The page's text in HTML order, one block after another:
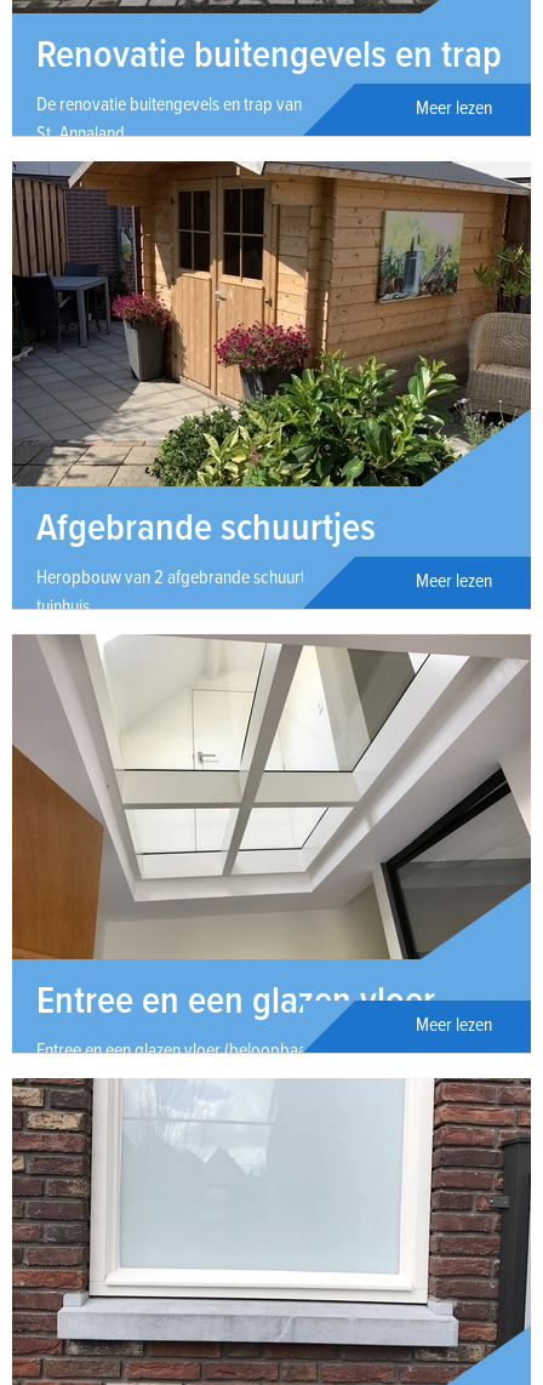
Renovatie buitengevels en trap
De renovatie buitengevels en trap van de watersportvereniging in
St. Annaland.
Meer lezen
Afgebrande schuurtjes
Heropbouw van 2 afgebrande schuurtjes incl. schutting en
tuinhuis.
Meer lezen
Entree en een glazen vloer
Entree en een glazen vloer (beloopbaar) van een verbouwing.
Meer lezen